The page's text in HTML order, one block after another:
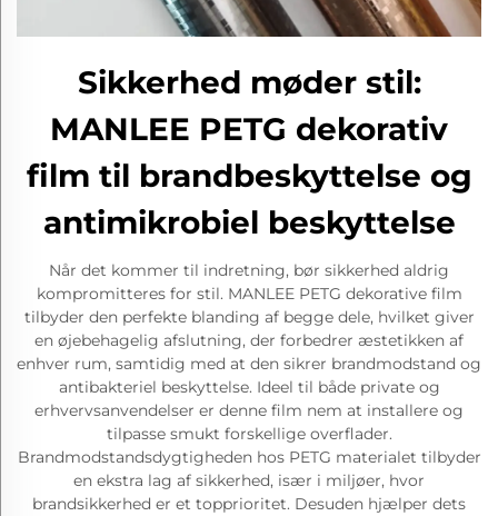
Sikkerhed møder stil:
MANLEE PETG dekorativ
film til brandbeskyttelse og
antimikrobiel beskyttelse
Når det kommer til indretning, bør sikkerhed aldrig
kompromitteres for stil. MANLEE PETG dekorative film
tilbyder den perfekte blanding af begge dele, hvilket giver
en øjebehagelig afslutning, der forbedrer æstetikken af
enhver rum, samtidig med at den sikrer brandmodstand og
antibakteriel beskyttelse. Ideel til både private og
erhvervsanvendelser er denne film nem at installere og
tilpasse smukt forskellige overflader.
Brandmodstandsdygtigheden hos PETG materialet tilbyder
en ekstra lag af sikkerhed, især i miljøer, hvor
brandsikkerhed er et topprioritet. Desuden hjælper dets